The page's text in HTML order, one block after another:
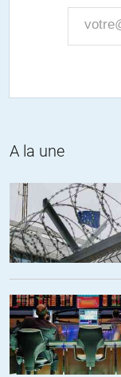
Airbus serait en
antitrust » de l’UE.
Darras
Je déteste DCB, tout
Cependant.
Cependant une
fédération) fait, à tous
le jour à la fin des
Si tel avait été le cas,
Nice n’aurait pas été
aux exigences
exigences de casse
A la une